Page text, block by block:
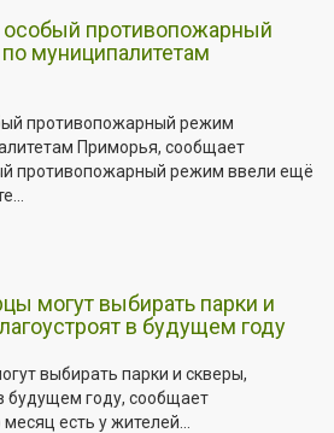
противопожарный
муниципалитетам
противопожарный режим
Приморья, сообщает
противопожарный режим ввели ещё
могут выбирать парки и
в будущем году
выбирать парки и скверы,
будущем году, сообщает
есть у жителей...